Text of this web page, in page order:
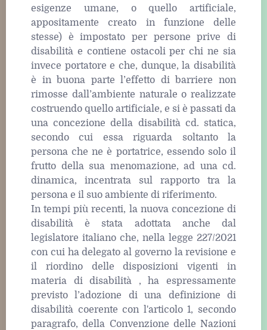
esigenze umane, o quello artificiale,
appositamente creato in funzione delle
stesse) è impostato per persone prive di
disabilità e contiene ostacoli per chi ne sia
invece portatore e che, dunque, la disabilità
è in buona parte l’effetto di barriere non
rimosse dall’ambiente naturale o realizzate
costruendo quello artificiale, e si è passati da
una concezione della disabilità cd. statica,
secondo cui essa riguarda soltanto la
persona che ne è portatrice, essendo solo il
frutto della sua menomazione, ad una cd.
dinamica, incentrata sul rapporto tra la
persona e il suo ambiente di riferimento.
In tempi più recenti, la nuova concezione di
disabilità è stata adottata anche dal
legislatore italiano che, nella legge 227/2021
con cui ha delegato al governo la revisione e
il riordino delle disposizioni vigenti in
materia di disabilità , ha espressamente
previsto l’adozione di una definizione di
disabilità coerente con l'articolo 1, secondo
paragrafo, della Convenzione delle Nazioni